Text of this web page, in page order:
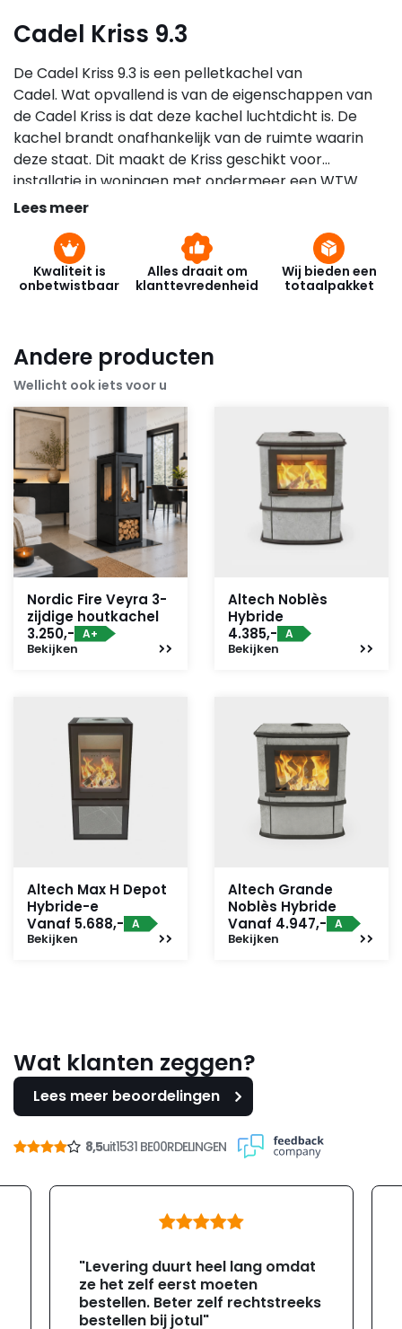
Cadel Kriss 9.3
De Cadel Kriss 9.3 is een pelletkachel van
Cadel. Wat opvallend is van de eigenschappen van
de Cadel Kriss is dat deze kachel luchtdicht is. De
kachel brandt onafhankelijk van de ruimte waarin
deze staat. Dit maakt de Kriss geschikt voor
installatie in woningen met ondermeer een WTW
installatie. De kachel is uitgevoerd met een RVS
een externe thermostaat aan te sluiten of te
programmeren via een weekprogramma.
Lees meer
Kwaliteit is
onbetwistbaar
Alles draait om
klanttevredenheid
Wij bieden een
totaalpakket
Andere producten
Wellicht ook iets voor u
Nordic Fire Veyra 3-
zijdige houtkachel
3.250,- A+
Bekijken
Altech Noblès
Hybride
4.385,- A
Bekijken
Altech Max H Depot
Hybride-e
Vanaf 5.688,- A
Bekijken
Altech Grande
Noblès Hybride
Vanaf 4.947,- A
Bekijken
Wat klanten zeggen?
Lees meer beoordelingen
8,5uit1531 BE00RDELINGEN
"Levering duurt heel lang omdat
ze het zelf eerst moeten
bestellen. Beter zelf rechtstreeks
bestellen bij jotul"